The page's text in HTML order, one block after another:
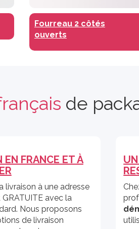
Fourreau 2 côtés
ouverts
de
EN FRANCE ET À
livraison à une adresse
avec la
Nous proposons
de livraison